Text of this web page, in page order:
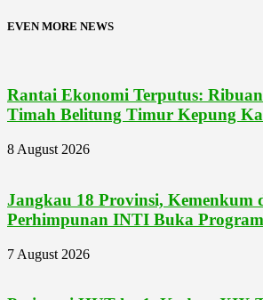
EVEN MORE NEWS
Rantai Ekonomi Terputus:
Timah Belitung Timur Kepung
8 August 2026
Jangkau 18 Provinsi, Kemenkum
Perhimpunan INTI Buka
7 August 2026